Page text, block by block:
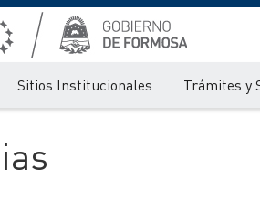
Sitios Institucionales Trámites y